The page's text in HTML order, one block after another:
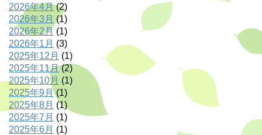
2026年4月(2)
2026年3月 (1)
2026年2月 (1)
2026年1月 (3)
2025年12月 (1)
2025年11月(2)
2025年10月 (1)
2025年9月(1)
2025年8月 (1)
2025年7月 (1)
2025年6月 (1)